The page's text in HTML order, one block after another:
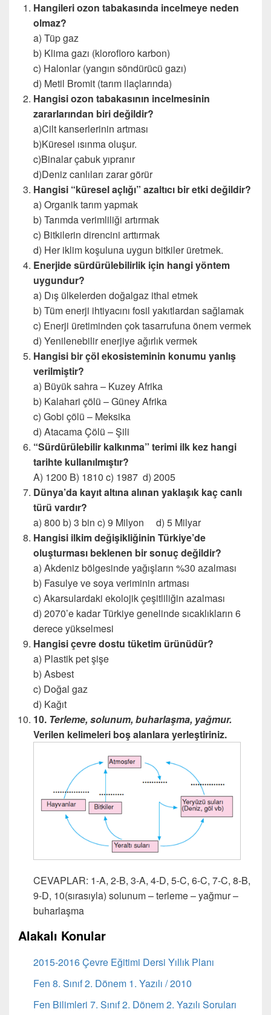
Hangileri ozon tabakasında incelmeye neden
olmaz?
a) Tüp gaz
b) Klima gazı (klorofloro karbon)
c) Halonlar (yangın söndürücü gazı)
d) Metil Bromit (tarım ilaçlarında)
Hangisi ozon tabakasının incelmesinin
zararlarından biri değildir?
a)Cilt kanserlerinin artması
b)Küresel ısınma oluşur.
c)Binalar çabuk yıpranır
d)Deniz canlıları zarar görür
Hangisi “küresel açlığı” azaltıcı bir etki değildir?
a) Organik tarım yapmak
b) Tarımda verimliliği artırmak
c) Bitkilerin direncini arttırmak
d) Her iklim koşuluna uygun bitkiler üretmek.
Enerjide sürdürülebilirlik için hangi yöntem
uygundur?
a) Dış ülkelerden doğalgaz ithal etmek
b) Tüm enerji ihtiyacını fosil yakıtlardan sağlamak
c) Enerji üretiminden çok tasarrufuna önem vermek
d) Yenilenebilir enerjiye ağırlık vermek
Hangisi bir çöl ekosisteminin konumu yanlış
verilmiştir?
a) Büyük sahra – Kuzey Afrika
b) Kalahari çölü – Güney Afrika
c) Gobi çölü – Meksika
d) Atacama Çölü – Şili
“Sürdürülebilir kalkınma” terimi ilk kez hangi
tarihte kullanılmıştır?
A) 1200 B) 1810 c) 1987 d) 2005
Dünya’da kayıt altına alınan yaklaşık kaç canlı
türü vardır?
a) 800 b) 3 bin c) 9 Milyon d) 5 Milyar
Hangisi ilkim değişikliğinin Türkiye’de
oluşturması beklenen bir sonuç değildir?
a) Akdeniz bölgesinde yağışların %30 azalması
b) Fasulye ve soya veriminin artması
c) Akarsulardaki ekolojik çeşitliliğin azalması
d) 2070’e kadar Türkiye genelinde sıcaklıkların 6
derece yükselmesi
Hangisi çevre dostu tüketim ürünüdür?
a) Plastik pet şişe
b) Asbest
c) Doğal gaz
d) Kağıt
10. Terleme, solunum, buharlaşma, yağmur.
Verilen kelimeleri boş alanlara yerleştiriniz.
CEVAPLAR: 1-A, 2-B, 3-A, 4-D, 5-C, 6-C, 7-C, 8-B,
9-D, 10(sırasıyla) solunum – terleme – yağmur –
buharlaşma
Alakalı Konular
2015-2016 Çevre Eğitimi Dersi Yıllık Planı
Fen 8. Sınıf 2. Dönem 1. Yazılı / 2010
Fen Bilimleri 7. Sınıf 2. Dönem 2. Yazılı Soruları